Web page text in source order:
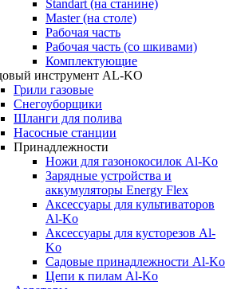
Standart (на станине)
Master (на столе)
Рабочая часть
Рабочая часть (со шкивами)
Комплектующие
инструмент AL-KO
Грили газовые
Снегоуборщики
Шланги для полива
Насосные станции
Принадлежности
Ножи для газонокосилок Al-Ko
Зарядные устройства и
аккумуляторы Energy Flex
Аксессуары для культиваторов
Al-Ko
Аксессуары для кусторезов Al-
Ko
Садовые принадлежности Al-Ko
Цепи к пилам Al-Ko